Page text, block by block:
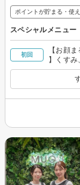
ポイントが貯まる・使
スペシャルメニュー
初回
【お顔
】くす